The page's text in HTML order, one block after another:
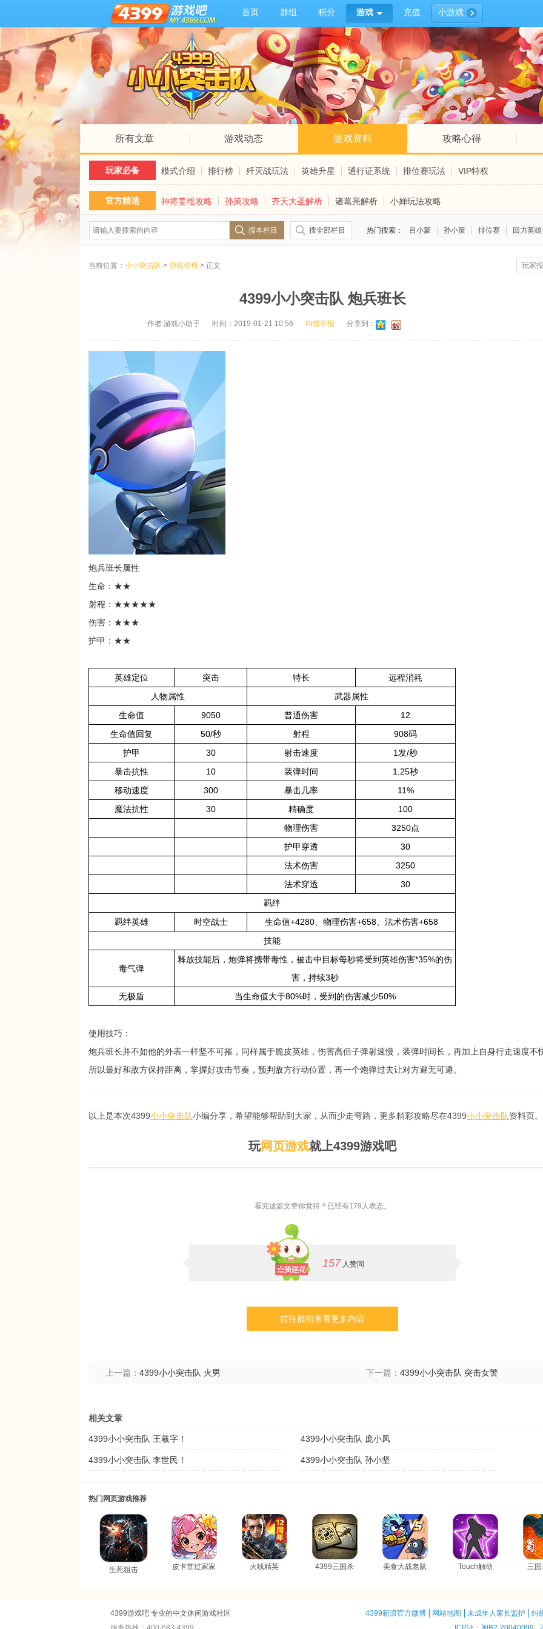
首页 群组 积分 游戏 充值 小游戏
所有文章 游戏动态 游戏资料 攻略心得
玩家必备 模式介绍 排行榜 歼灭战玩法 英雄升星 通行证系统 排位赛玩法 VIP特权
官方精选 神将姜维攻略 孙策攻略 齐天大圣解析 诸葛亮解析 小婵玩法攻略
搜本栏目 搜全部栏目 热门搜索： 吕小蒙 孙小策 排位赛 回力英雄
玩家
当前位置： 小小突击队 > 游戏资料 > 正文
4399小小突击队 炮兵班长
作者:游戏小助手 时间：2019-01-21 10:56 纠错举报 分享到：
炮兵班长属性
生命：★★
射程：★★★★★
伤害：★★★
护甲：★★
英雄定位 突击 特长
远程消耗
人物属性
武器属性
生命值
9050 普通伤害
12
生命值回复
50/秒 射程
908码
护甲
30 射击速度
1发/秒
暴击抗性
10 装弹时间
1.25秒
移动速度
300 暴击几率
11%
魔法抗性
30 精确度
100
物理伤害
3250点
护甲穿透
30
法术伤害
3250
法术穿透
30
羁绊
羁绊英雄
时空战士
生命值+4280、物理伤害+658、法术伤害+658
技能
毒气弹
释放技能后，炮弹将携带毒性，被击中目标每秒将受到英雄伤害*35%的伤
害，持续3秒
无极盾
当生命值大于80%时，受到的伤害减少50%
使用技巧：
炮兵班长并不如他的外表一样坚不可摧，同样属于脆皮英雄，伤害高但子弹射速慢，装弹时间长，再加上自身行走速度不
所以最好和敌方保持距离，掌握好攻击节奏，预判敌方行动位置，再一个炮弹过去让对方避无可避。
以上是本次4399小小突击队小编分享，希望能够帮助到大家，从而少走弯路，更多精彩攻略尽在4399小小突击队资料页。
玩网页游戏就上4399游戏吧
看完这篇文章你觉得？已经有179人表态。
157 人赞同
前往群组查看更多内容
上一篇： 4399小小突击队 火男 下一篇： 4399小小突击队 突击女警
相关文章
4399小小突击队 王羲字！ 4399小小突击队 庞小凤
4399小小突击队 李世民！ 4399小小突击队 孙小坚
热门网页游戏推荐
生死狙击 皮卡堂过家家 火线精英 4399三国杀 美食大战老鼠 Touch触动 三
4399游戏吧 专业的中文休闲游戏社区
纠
未成年人家长监护
网站地图
4399新浪官方微博